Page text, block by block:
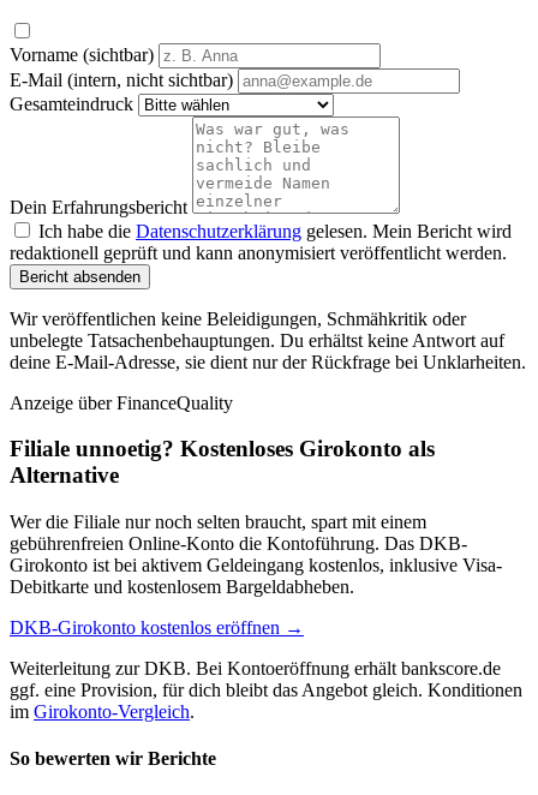
Vorname (sichtbar)
E-Mail (intern, nicht sichtbar)
Gesamteindruck
Dein Erfahrungsbericht
Ich habe die Datenschutzerklärung gelesen. Mein Bericht wird
redaktionell geprüft und kann anonymisiert veröffentlicht werden.
Bericht absenden
Wir veröffentlichen keine Beleidigungen, Schmähkritik oder
unbelegte Tatsachenbehauptungen. Du erhältst keine Antwort auf
deine E-Mail-Adresse, sie dient nur der Rückfrage bei Unklarheiten.
Anzeige über FinanceQuality
Filiale unnoetig? Kostenloses Girokonto als
Alternative
Wer die Filiale nur noch selten braucht, spart mit einem
gebührenfreien Online-Konto die Kontoführung. Das DKB-
Girokonto ist bei aktivem Geldeingang kostenlos, inklusive Visa-
Debitkarte und kostenlosem Bargeldabheben.
DKB-Girokonto kostenlos eröffnen →
Weiterleitung zur DKB. Bei Kontoeröffnung erhält bankscore.de
ggf. eine Provision, für dich bleibt das Angebot gleich. Konditionen
im Girokonto-Vergleich.
So bewerten wir Berichte